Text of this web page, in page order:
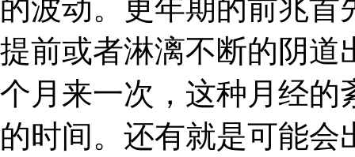
的波动。更年期的前兆
提前或者淋漓不断的阴道
个月来一次，这种月经的
的时间。还有就是可能